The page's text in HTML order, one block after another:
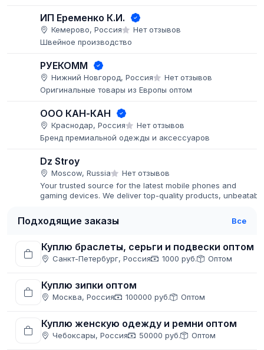
ИП Еременко К.И.
Кемерово, Россия
Нет отзывов
Швейное производство
РУЕКОММ
Нижний Новгород, Россия
Нет отзывов
Оригинальные товары из Европы оптом
ООО КАН-КАН
Краснодар, Россия
Нет отзывов
Бренд премиальной одежды и аксессуаров
Dz Stroy
Moscow, Russia
Нет отзывов
Your trusted source for the latest mobile phones and
gaming devices. We deliver top-quality products,
Подходящие заказы Все
Куплю браслеты, серьги и подвески оптом
Санкт-Петербург, Россия 1000 руб. Оптом
Куплю зипки оптом
Москва, Россия 100000 руб. Оптом
Куплю женскую одежду и ремни оптом
Чебоксары, Россия 50000 руб. Оптом